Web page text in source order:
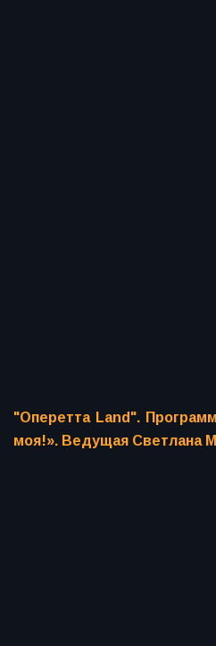
"Оперетта Land".
моя!». Ведущая Светлана